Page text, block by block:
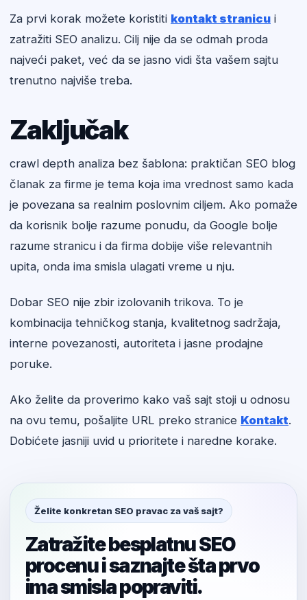
Za prvi korak možete koristiti kontakt stranicu i
zatražiti SEO analizu. Cilj nije da se odmah proda
najveći paket, već da se jasno vidi šta vašem sajtu
trenutno najviše treba.
Zaključak
crawl depth analiza bez šablona: praktičan SEO blog
članak za firme je tema koja ima vrednost samo kada
je povezana sa realnim poslovnim ciljem. Ako pomaže
da korisnik bolje razume ponudu, da Google bolje
razume stranicu i da firma dobije više relevantnih
upita, onda ima smisla ulagati vreme u nju.
Dobar SEO nije zbir izolovanih trikova. To je
kombinacija tehničkog stanja, kvalitetnog sadržaja,
interne povezanosti, autoriteta i jasne prodajne
poruke.
Ako želite da proverimo kako vaš sajt stoji u odnosu
na ovu temu, pošaljite URL preko stranice Kontakt.
Dobićete jasniji uvid u prioritete i naredne korake.
Želite konkretan SEO pravac za vaš sajt?
Zatražite besplatnu SEO
procenu i saznajte šta prvo
ima smisla popraviti.